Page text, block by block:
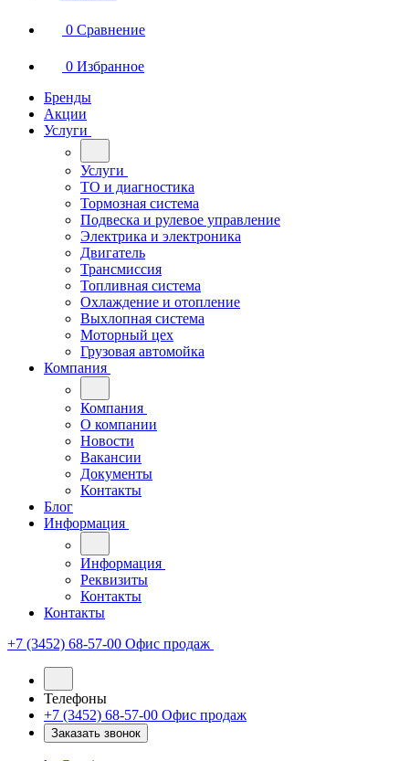
0 Сравнение
0 Избранное
Бренды
Акции
Услуги
Услуги
ТО и диагностика
Тормозная система
Подвеска и рулевое управление
Электрика и электроника
Двигатель
Трансмиссия
Топливная система
Охлаждение и отопление
Выхлопная система
Моторный цех
Грузовая автомойка
Компания
Компания
О компании
Новости
Вакансии
Документы
Контакты
Блог
Информация
Информация
Реквизиты
Контакты
Контакты
+7 (3452) 68-57-00 Офис продаж
Телефоны
+7 (3452) 68-57-00 Офис продаж
Заказать звонок